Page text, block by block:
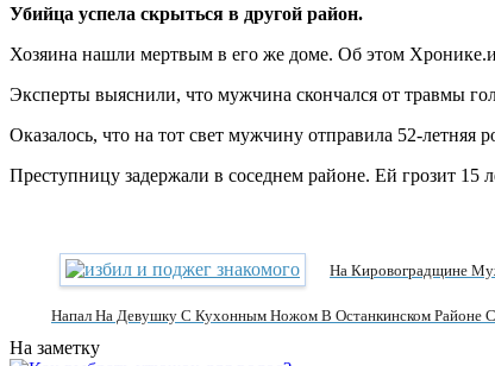
чтения
Убийца успела скрыться в другой район.
Хозяина нашли мертвым в его же доме. Об этом
Эксперты выяснили, что мужчина скончался от травмы
Оказалось, что на тот свет мужчину отправила 52-летняя
Преступницу задержали в соседнем районе. Ей грозит 15
На Кировоградщине
Напал На Девушку С Кухонным Ножом В Останкинском Районе
На заметку